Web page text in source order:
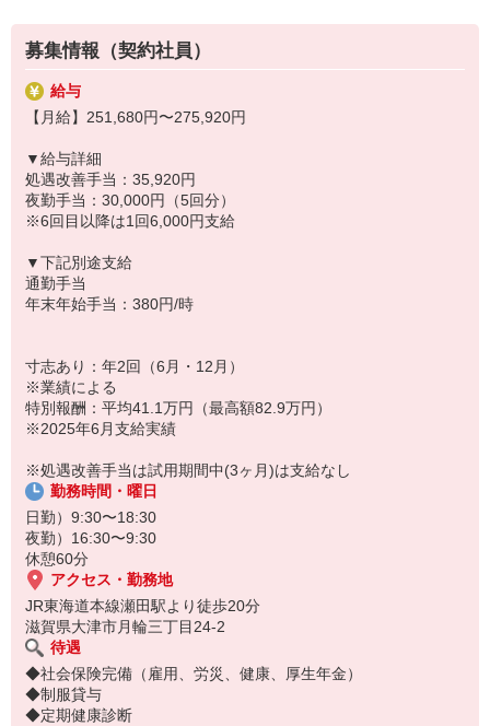
◆成果に応じた特別報酬
施設運営への貢献やチームワーク、売上への寄与など多角的に日々
の努力を評価し、賞与とは別に特別報酬を支給します。「目に見え
る評価」でやりがいを感じながら、仕事へのモチベーションを高め
られる制度です。努力が収入アップに直結する環境で、自分の可能
◆充実した研修制度
現場経験の有無を問わず、全スタッフが成長できるよう多彩な研修
制度を用意。OJT研修から始まり、入社時研修、サービス別研修、
未経験の方も着実に知識と技術が身につき、自信を持って活躍でき
る環境です。
募集情報（契約社員）
給与
【月給】251,680円〜275,920円
▼給与詳細
処遇改善手当：35,920円
夜勤手当：30,000円（5回分）
※6回目以降は1回6,000円支給
▼下記別途支給
通勤手当
年末年始手当：380円/時
寸志あり：年2回（6月・12月）
※業績による
特別報酬：平均41.1万円（最高額82.9万円）
※2025年6月支給実績
※処遇改善手当は試用期間中(3ヶ月)は支給なし
勤務時間・曜日
日勤）9:30〜18:30
夜勤）16:30〜9:30
休憩60分
アクセス・勤務地
JR東海道本線瀬田駅より徒歩20分
滋賀県大津市月輪三丁目24-2
待遇
◆社会保険完備（雇用、労災、健康、厚生年金）
◆制服貸与
◆定期健康診断